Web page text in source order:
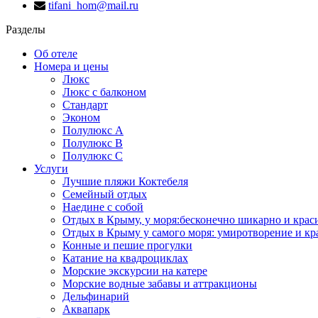
tifani_hom@mail.ru
Разделы
Об отеле
Номера и цены
Люкс
Люкс с балконом
Стандарт
Эконом
Полулюкс А
Полулюкс B
Полулюкс С
Услуги
Лучшие пляжи Коктебеля
Семейный отдых
Наедине с собой
Отдых в Крыму, у моря:бесконечно шикарно и
Отдых в Крыму у самого моря: умиротворение и
Конные и пешие прогулки
Катание на квадроциклах
Морские экскурсии на катере
Морские водные забавы и аттракционы
Дельфинарий
Аквапарк